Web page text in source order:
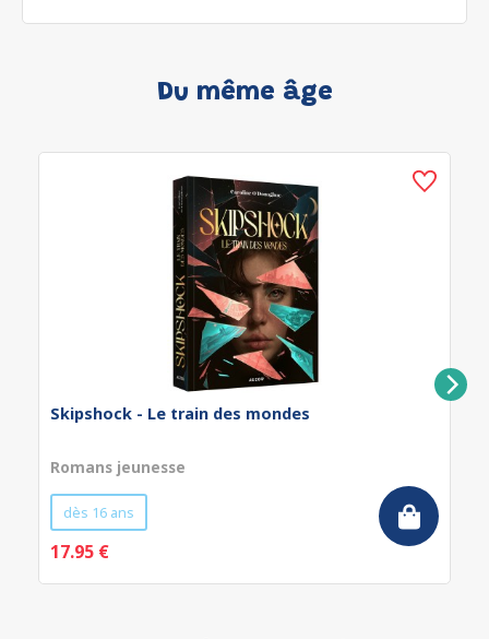
Du même âge
Skipshock - Le train des mondes
Romans jeunesse
dès 16 ans
17.95 €